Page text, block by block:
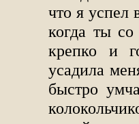
что я успел
когда ты со
крепко и
усадила
быстро